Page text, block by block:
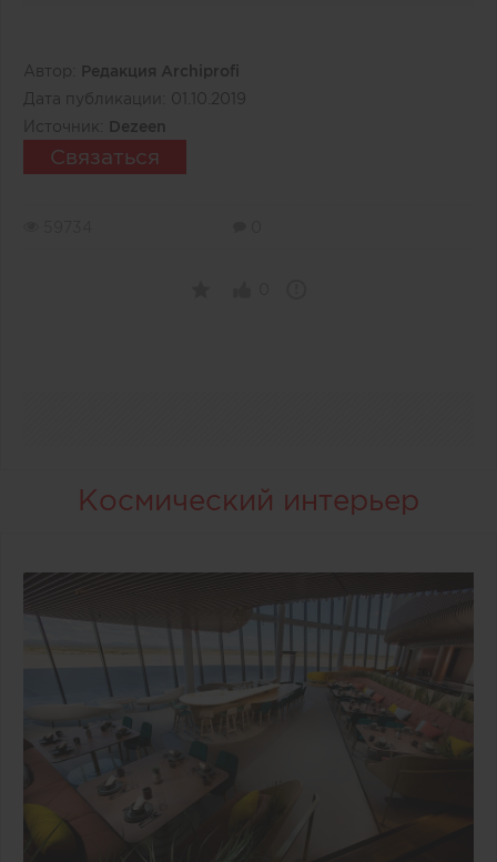
Автор:
Редакция Archiprofi
Дата публикации: 01.10.2019
Источник:
Dezeen
Связаться
Космический интерьер